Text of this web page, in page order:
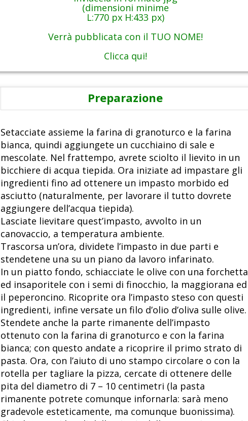
(dimensioni minime
L:770 px H:433 px)
Verrà pubblicata con il TUO NOME!
Clicca qui!
Preparazione
Setacciate assieme la farina di granoturco e la farina
bianca, quindi aggiungete un cucchiaino di sale e
mescolate. Nel frattempo, avrete sciolto il lievito in un
bicchiere di acqua tiepida. Ora iniziate ad impastare gli
ingredienti fino ad ottenere un impasto morbido ed
asciutto (naturalmente, per lavorare il tutto dovrete
aggiungere dell’acqua tiepida).
Lasciate lievitare quest’impasto, avvolto in un
canovaccio, a temperatura ambiente.
Trascorsa un’ora, dividete l’impasto in due parti e
stendetene una su un piano da lavoro infarinato.
In un piatto fondo, schiacciate le olive con una forchetta
ed insaporitele con i semi di finocchio, la maggiorana ed
il peperoncino. Ricoprite ora l’impasto steso con questi
ingredienti, infine versate un filo d’olio d’oliva sulle olive.
Stendete anche la parte rimanente dell’impasto
ottenuto con la farina di granoturco e con la farina
bianca; con questo andate a ricoprire il primo strato di
pasta. Ora, con l’aiuto di uno stampo circolare o con la
rotella per tagliare la pizza, cercate di ottenere delle
pita del diametro di 7 – 10 centimetri (la pasta
rimanente potrete comunque infornarla: sarà meno
gradevole esteticamente, ma comunque buonissima).